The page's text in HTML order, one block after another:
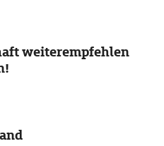
weiterempfehlen